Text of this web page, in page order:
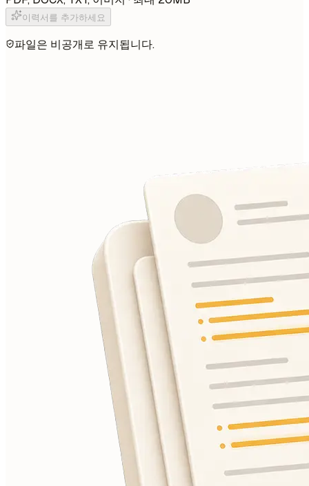
이력서를 추가하세요
파일은 비공개로 유지됩니다.